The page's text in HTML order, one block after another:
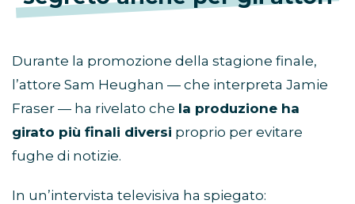
Durante la promozione della stagione finale,
l’attore Sam Heughan — che interpreta Jamie
Fraser — ha rivelato che la produzione ha
girato più finali diversi proprio per evitare
fughe di notizie.
In un’intervista televisiva ha spiegato: